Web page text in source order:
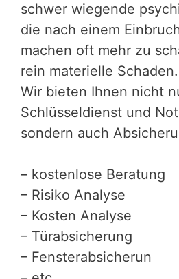
schwer wiegende
die nach einem
machen oft mehr zu
rein materielle Schaden.
Wir bieten Ihnen nicht
Schlüsseldienst und
sondern auch
– kostenlose Beratung
– Risiko Analyse
– Kosten Analyse
– Türabsicherung
– Fensterabsicherun